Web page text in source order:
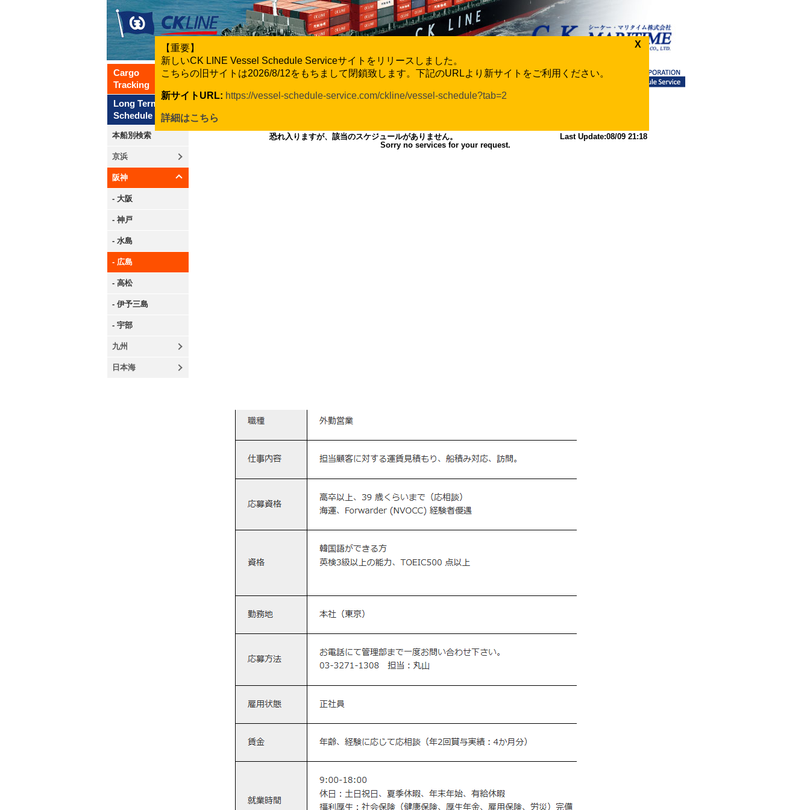
X
【重要】
新しいCK LINE Vessel Schedule Serviceサイトをリリースしました。
こちらの旧サイトは2026/8/12をもちまして閉鎖致します。下記のURLより新サイトをご利用ください。
新サイトURL: https://vessel-schedule-service.com/ckline/vessel-schedule?tab=2
詳細はこちら
Cargo
Tracking
Long Term
Schedule
本船別検索
京浜
阪神
- 大阪
- 神戸
- 水島
- 広島
- 高松
- 伊予三島
- 宇部
九州
日本海
Last Update:08/09 21:18
恐れ入りますが、該当のスケジュールがありません。
Sorry no services for your request.